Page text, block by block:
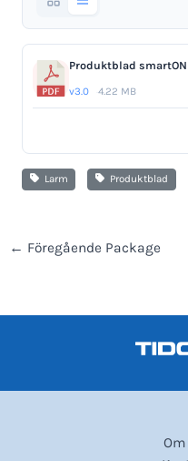
Produktblad
v3.0 4.22 MB
Larm Produktblad
← Föregående Package